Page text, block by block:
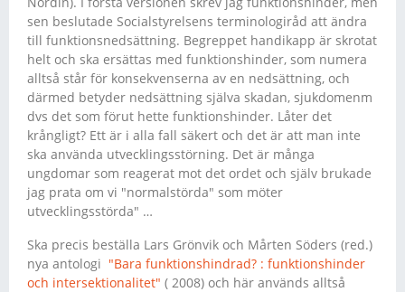
sen beslutade Socialstyrelsens terminologiråd att ändra
till funktionsnedsättning. Begreppet handikapp är skrotat
helt och ska ersättas med funktionshinder, som numera
alltså står för konsekvenserna av en nedsättning, och
därmed betyder nedsättning själva skadan, sjukdomenm
dvs det som förut hette funktionshinder. Låter det
krångligt? Ett är i alla fall säkert och det är att man inte
ska använda utvecklingsstörning. Det är många
ungdomar som reagerat mot det ordet och själv brukade
jag prata om vi "normalstörda" som möter
utvecklingsstörda" …
Ska precis beställa Lars Grönvik och Mårten Söders (red.)
nya antologi "Bara funktionshindrad? : funktionshinder
och intersektionalitet" ( 2008) och här används alltså